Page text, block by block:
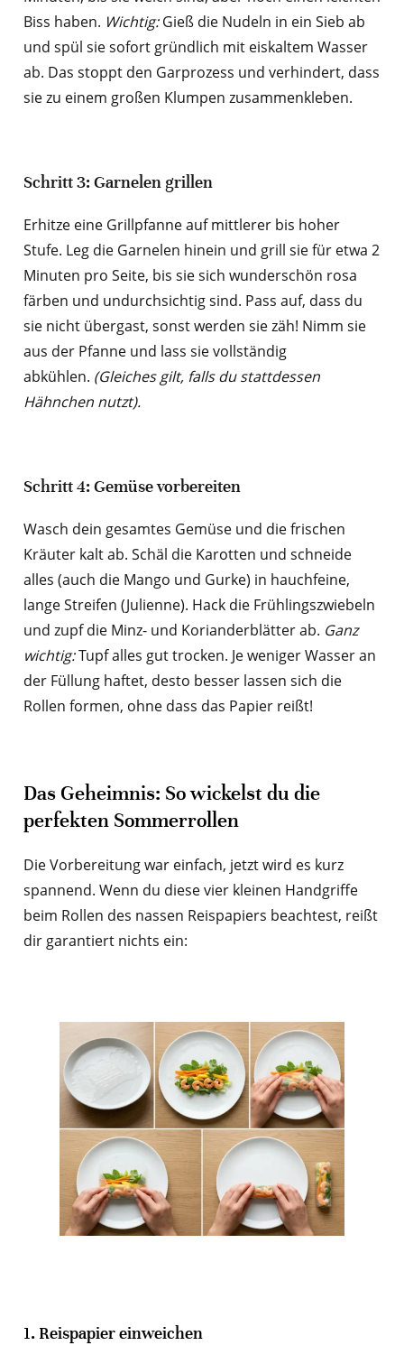
Biss haben. Wichtig:Gieß die Nudeln in ein Sieb ab
und spül sie sofort gründlich mit eiskaltem Wasser
ab. Das stoppt den Garprozess und verhindert, dass
sie zu einem großen Klumpen zusammenkleben.
Schritt 3: Garnelen grillen
Erhitze eine Grillpfanne auf mittlerer bis hoher
Stufe. Leg die Garnelen hinein und grill sie für etwa 2
Minuten pro Seite, bis sie sich wunderschön rosa
färben und undurchsichtig sind. Pass auf, dass du
sie nicht übergast, sonst werden sie zäh! Nimm sie
aus der Pfanne und lass sie vollständig
abkühlen. (Gleiches gilt, falls du stattdessen
Hähnchen nutzt).
Schritt 4: Gemüse vorbereiten
Wasch dein gesamtes Gemüse und die frischen
Kräuter kalt ab. Schäl die Karotten und schneide
alles (auch die Mango und Gurke) in hauchfeine,
lange Streifen (Julienne). Hack die Frühlingszwiebeln
und zupf die Minz- und Korianderblätter ab. Ganz
wichtig:Tupf alles gut trocken. Je weniger Wasser an
der Füllung haftet, desto besser lassen sich die
Rollen formen, ohne dass das Papier reißt!
Das Geheimnis: So wickelst du die
perfekten Sommerrollen
Die Vorbereitung war einfach, jetzt wird es kurz
spannend. Wenn du diese vier kleinen Handgriffe
beim Rollen des nassen Reispapiers beachtest, reißt
dir garantiert nichts ein:
1. Reispapier einweichen